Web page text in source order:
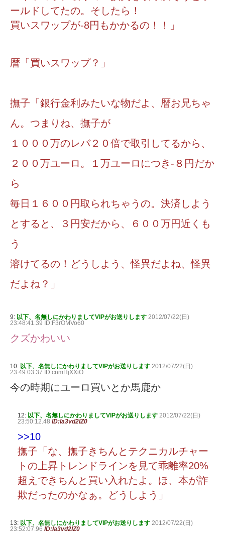
ールドしてたの。そしたら！
買いスワップが-8円もかかるの！！」
暦「買いスワップ？」
撫子「銀行金利みたいな物だよ、暦お兄ちゃ
ん。つまりね、撫子が
１０００万のレバ２０倍で取引してるから、
２００万ユーロ。１万ユーロにつき-８円だか
ら
毎日１６００円取られちゃうの。決済しよう
とすると、３円安だから、６００万円近くも
う
溶けてるの！どうしよう、怪異だよね、怪異
だよね？」
9: 以下、名無しにかわりましてVIPがお送りします 2012/07/22(日)
23:48:41.39 ID:F3rOMVo60
クズかわいい
10: 以下、名無しにかわりましてVIPがお送りします 2012/07/22(日)
23:49:03.37 ID:cnmHjXXiO
今の時期にユーロ買いとか馬鹿か
12: 以下、名無しにかわりましてVIPがお送りします 2012/07/22(日)
23:50:12.48 ID:Ia3vd2IZ0
>>10
撫子「な、撫子きちんとテクニカルチャー
トの上昇トレンドラインを見て乖離率20%
超えできちんと買い入れたよ。ほ、本が詐
欺だったのかなぁ。どうしよう」
13: 以下、名無しにかわりましてVIPがお送りします 2012/07/22(日)
23:52:07.96 ID:Ia3vd2IZ0